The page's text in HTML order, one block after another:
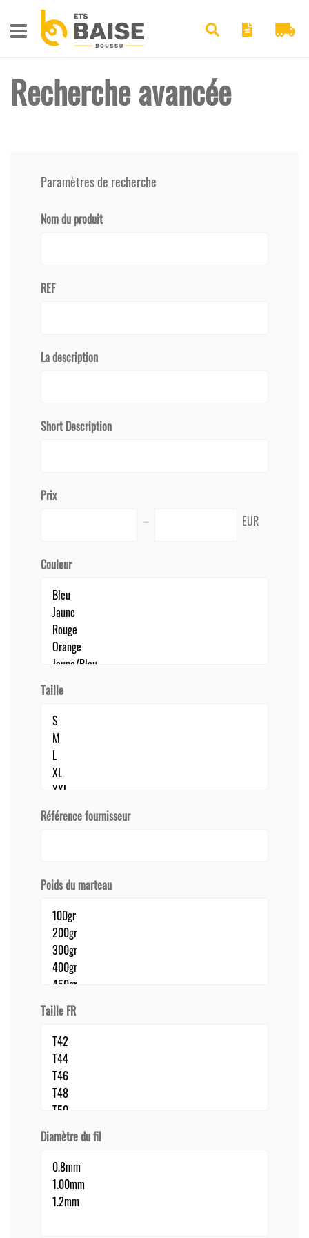
Chercher
Recherche avancée
Paramètres de recherche
Nom du produit
REF
La description
Short Description
Prix
EUR
Couleur
Taille
Référence fournisseur
Poids du marteau
Taille FR
Diamètre du fil